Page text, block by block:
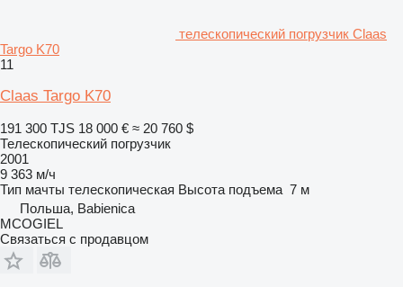
телескопический погрузчик Claas
Targo K70
11
Claas Targo K70
191 300 TJS 18 000 € ≈ 20 760 $
Телескопический погрузчик
2001
9 363 м/ч
Тип мачты телескопическая Высота подъема 7 м
Польша, Babienica
MCOGIEL
Связаться с продавцом